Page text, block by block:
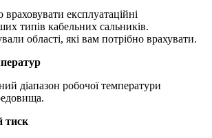
експлуатаційні
типів кабельних сальників.
області, які вам потрібно врахувати.
діапазон робочої температури
тиск